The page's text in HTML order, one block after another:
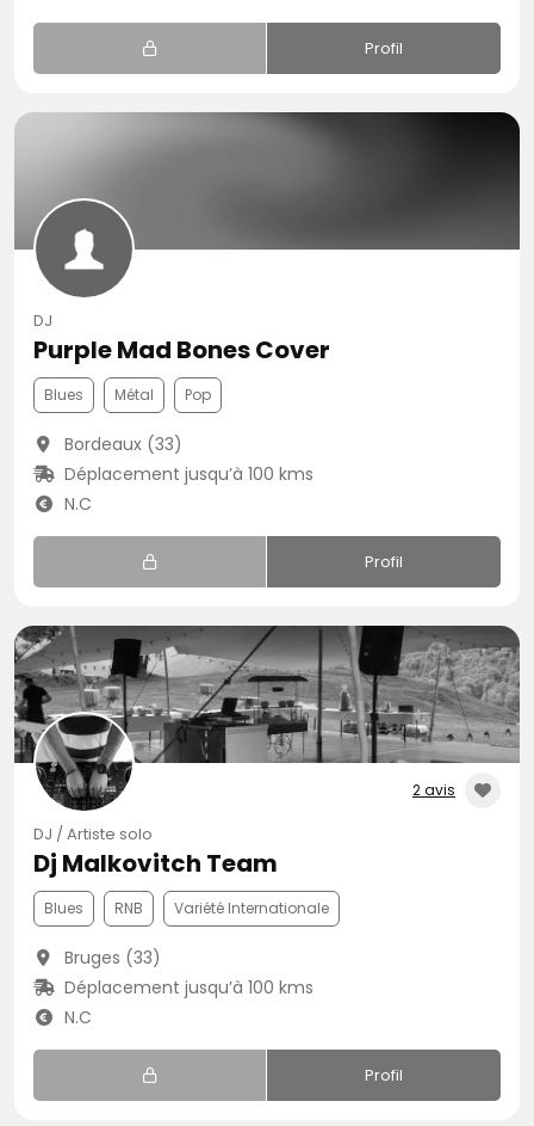
Profil
DJ
Purple Mad Bones Cover
Blues Métal Pop
Bordeaux (33)
Déplacement jusqu’à 100 kms
N.C
Profil
2 avis
DJ / Artiste solo
Dj Malkovitch Team
Blues RNB Variété Internationale
Bruges (33)
Déplacement jusqu’à 100 kms
N.C
Profil